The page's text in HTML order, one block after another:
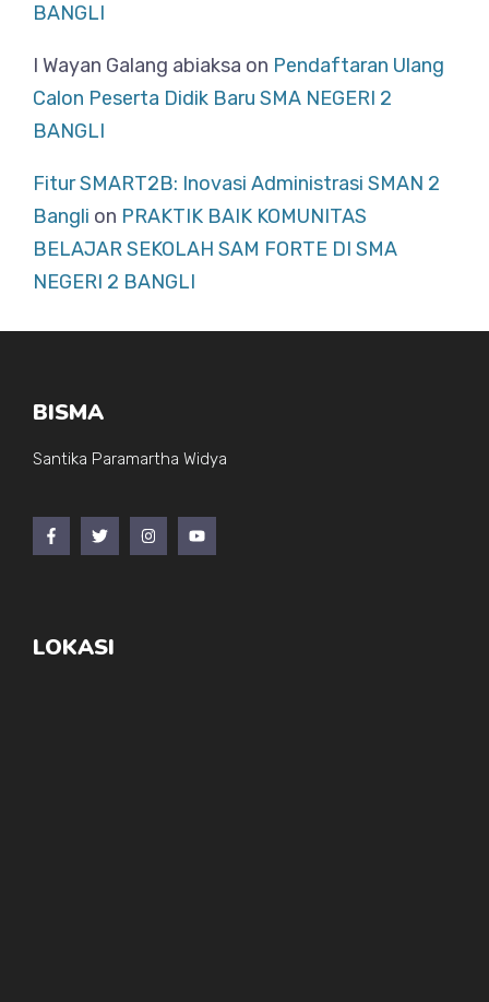
BANGLI
I Wayan Galang abiaksa on Pendaftaran Ulang
Calon Peserta Didik Baru SMA NEGERI 2
BANGLI
Fitur SMART2B: Inovasi Administrasi SMAN 2
Bangli on PRAKTIK BAIK KOMUNITAS
BELAJAR SEKOLAH SAM FORTE DI SMA
NEGERI 2 BANGLI
BISMA
Santika Paramartha Widya
LOKASI